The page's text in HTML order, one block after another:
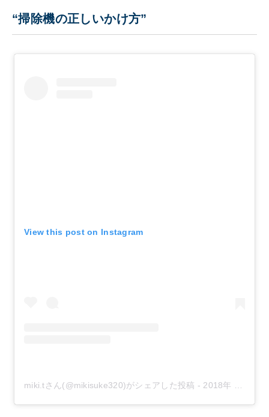
“掃除機の正しいかけ方”
View this post on Instagram
miki.tさん(@mikisuke320)がシェアした投稿 - 2018年 9月月10日午後7時16分PDT